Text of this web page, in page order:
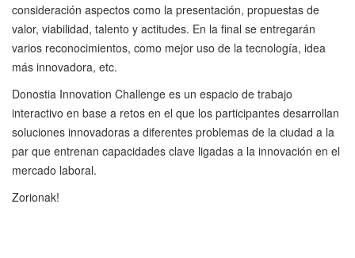
consideración aspectos como la presentación, propuestas de
valor, viabilidad, talento y actitudes. En la final se entregarán
varios reconocimientos, como mejor uso de la tecnología, idea
más innovadora, etc.
Donostia Innovation Challenge es un espacio de trabajo
interactivo en base a retos en el que los participantes desarrollan
soluciones innovadoras a diferentes problemas de la ciudad a la
par que entrenan capacidades clave ligadas a la innovación en el
mercado laboral.
Zorionak!